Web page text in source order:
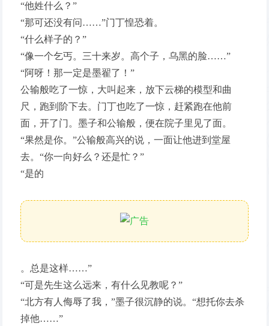
“他姓什么？”
“那可还没有问……”门丁惶恐着。
“什么样子的？”
“像一个乞丐。三十来岁。高个子，乌黑的脸……”
“阿呀！那一定是墨翟了！”
公输般吃了一惊，大叫起来，放下云梯的模型和曲
尺，跑到阶下去。门丁也吃了一惊，赶紧跑在他前
面，开了门。墨子和公输般，便在院子里见了面。
“果然是你。”公输般高兴的说，一面让他进到堂屋
去。“你一向好么？还是忙？”
“是的
。总是这样……”
“可是先生这么远来，有什么见教呢？”
“北方有人侮辱了我，”墨子很沉静的说。“想托你去杀
掉他……”